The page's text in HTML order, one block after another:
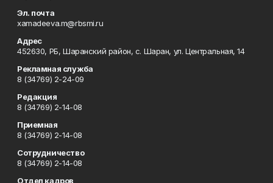
Эл. почта
xamadeeva.m@rbsmi.ru
Адрес
452630, РБ, Шаранский район, с. Шаран, ул. Центральная, 14
Рекламная служба
8 (34769) 2-24-09
Редакция
8 (34769) 2-14-08
Приемная
8 (34769) 2-14-08
Сотрудничество
8 (34769) 2-14-08
Отдел кадров